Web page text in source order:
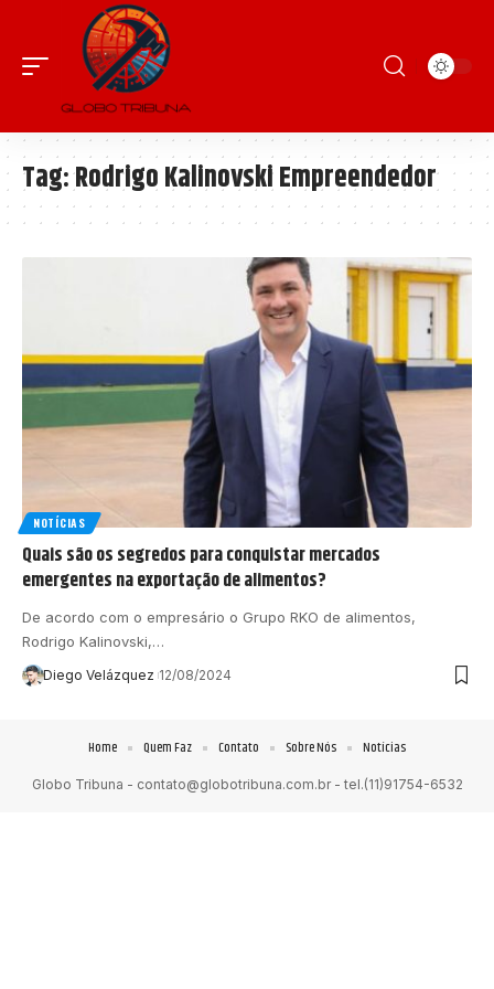
Tag:Rodrigo Kalinovski Empreendedor
NOTÍCIAS
Quais são os segredos para conquistar mercados
emergentes na exportação de alimentos?
De acordo com o empresário o Grupo RKO de alimentos,
Rodrigo Kalinovski,…
Diego Velázquez 12/08/2024
Globo Tribuna - contato@globotribuna.com.br- tel.(11)91754-6532
Home Quem Faz Contato Sobre Nós Notícias